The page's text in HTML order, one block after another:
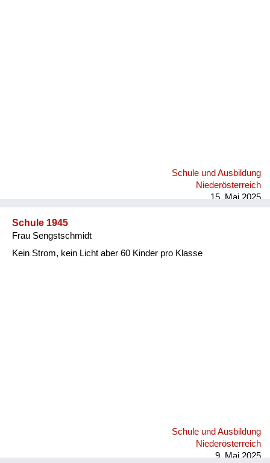
Schule und Ausbildung
Niederösterreich
15. Mai 2025
Schule 1945
Frau Sengstschmidt
Kein Strom, kein Licht aber 60 Kinder pro Klasse
Schule und Ausbildung
Niederösterreich
9. Mai 2025